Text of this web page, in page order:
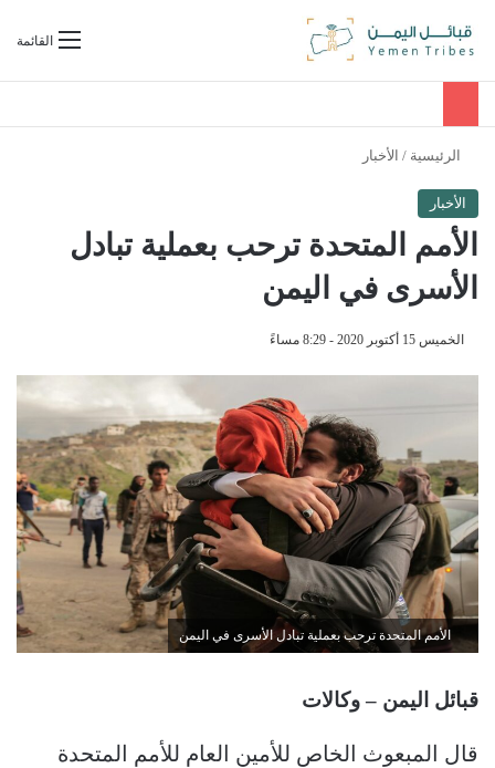
القائمةبحث عن
الرئيسية / الأخبار
الأخبار
الأمم المتحدة ترحب بعملية تبادل
الأسرى في اليمن
الخميس 15 أكتوبر 2020 - 8:29 مساءً
الأمم المتحدة ترحب بعملية تبادل الأسرى في اليمن
قبائل اليمن – وكالات
قال المبعوث الخاص للأمين العام للأمم المتحدة